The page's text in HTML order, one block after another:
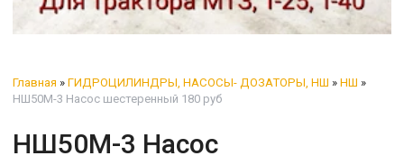
Главная » ГИДРОЦИЛИНДРЫ, НАСОСЫ- ДОЗАТОРЫ, НШ » НШ »
НШ50М-3 Насос шестеренный 180 руб
НШ50М-3 Насос